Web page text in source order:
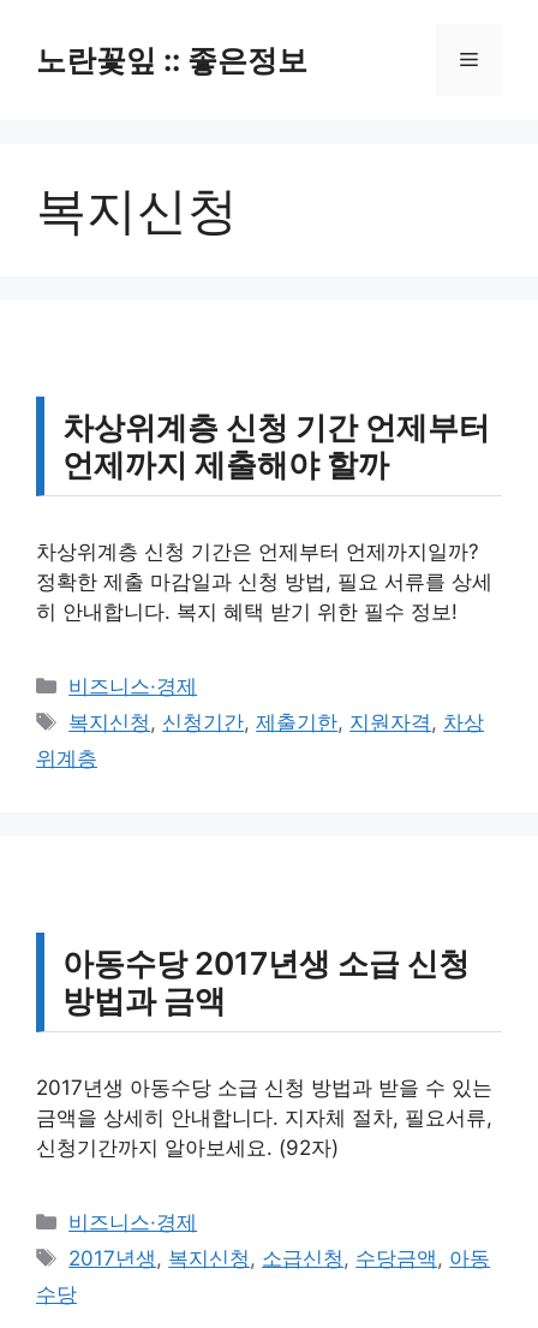
노란꽃잎 :: 좋은정보 메
복지신청
차상위계층 신청 기간 언제부터
언제까지 제출해야 할까
차상위계층 신청 기간은 언제부터 언제까지일까?
정확한 제출 마감일과 신청 방법, 필요 서류를 상세
히 안내합니다. 복지 혜택 받기 위한 필수 정보!
카
테
리
비즈니스·경제
태
그
복지신청, 신청기간,제출기한, 지원자격, 차상
위계층
아동수당 2017년생 소급 신청
방법과 금액
2017년생 아동수당 소급 신청 방법과 받을 수 있는
금액을 상세히 안내합니다. 지자체 절차, 필요서류,
신청기간까지 알아보세요. (92자)
카
테
리
비즈니스·경제
태
그
2017년생, 복지신청, 소급신청, 수당금액, 아동
수당